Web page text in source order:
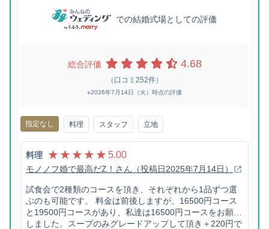
での結婚式場としての評価
総合評価 4.68
（口コミ252件）
※2026年7月14日（火）時点の評価
指定なし 料理 スタッフ 立地
料理 ★ ★ ★ ★ ★ 5.00
モノノフ婚で最高だZ！さん（投稿日2025年7月14日）
試食会で2種類のコースを頂き、それぞれから1品ずつ選
ぶのも可能です。 料金は前後しますが、16500円コース
と19500円コースがあり、私達は16500円コースをお願い
しました。スープのみグレードアップして頂き＋220円で